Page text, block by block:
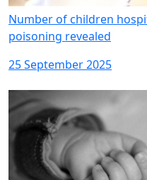
Number of children
poisoning revealed
25 September 2025